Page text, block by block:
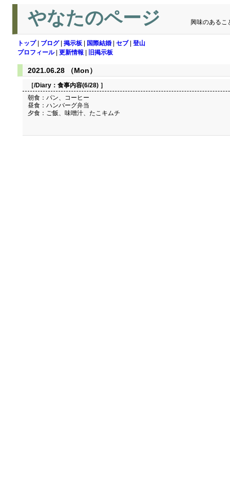
やなたのページ 興味のあるこ
トップ| ブログ| 掲示板 国際結婚 セブ| 登山
プロフィール| 更新情報 旧掲示板
2021.06.28 （Mon）
［/Diary： 食事内容(6/28) ］
朝食：パン、コーヒー
昼食：ハンバーグ弁当
夕食：ご飯、味噌汁、たこキムチ